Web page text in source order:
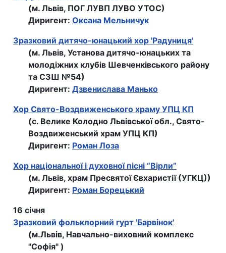
(м. Львів, ПОГ ЛУВП ЛУВО УТОС)
Диригент: Оксана Мельничук
Зразковий дитячо-юнацький хор 'Радуниця'
(м. Львів, Установа дитячо-юнацьких та
молодіжних клубів Шевченківського району
та СЗШ №54)
Диригент: Дзвенислава Манько
Хор Свято-Воздвиженського храму УПЦ КП
(с. Велике Колодно Львівської обл., Свято-
Воздвиженський храм УПЦ КП)
Диригент: Роман Лоза
Хор національної і духовної пісні “Вірли”
(м. Львів, храм Пресвятої Євхаристії (УГКЦ))
Диригент: Роман Борецький
16 січня
Зразковий фольклорний гурт 'Барвiнок'
(м.Львiв, Навчально-виховний комплекс
"Софiя" )